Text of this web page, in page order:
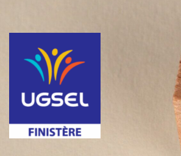
Aller
contenu